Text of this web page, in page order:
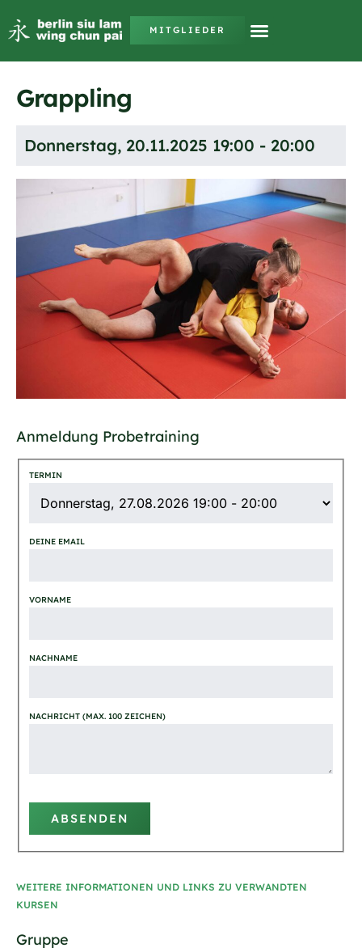
MITGLIEDER
Grappling
Donnerstag, 20.11.2025 19:00 - 20:00
Anmeldung Probetraining
TERMIN
DEINE EMAIL
VORNAME
NACHNAME
NACHRICHT (MAX. 100 ZEICHEN)
ABSENDEN
WEITERE INFORMATIONEN UND LINKS ZU VERWANDTEN
KURSEN
Gruppe